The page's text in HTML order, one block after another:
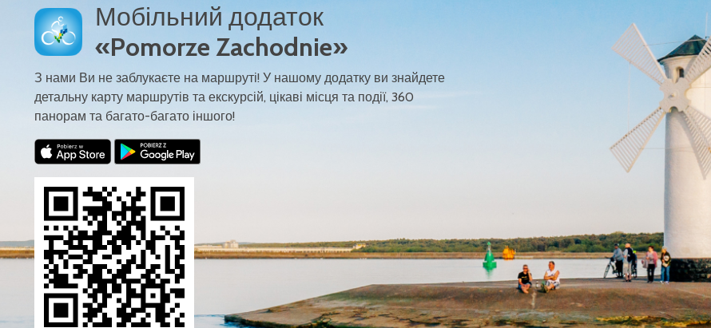
Мобільний додаток
«Pomorze Zachodnie»
З нами Ви не заблукаєте на маршруті! У нашому додатку ви знайдете
детальну карту маршрутів та екскурсій, цікаві місця та події, 360
панорам та багато-багато іншого!